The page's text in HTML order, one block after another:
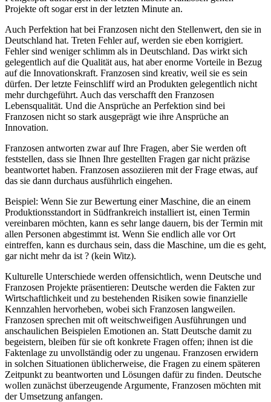
Projekte oft sogar erst in der letzten Minute an.
Auch Perfektion hat bei Franzosen nicht den Stellenwert, den sie in
Deutschland hat. Treten Fehler auf, werden sie eben korrigiert.
Fehler sind weniger schlimm als in Deutschland. Das wirkt sich
gelegentlich auf die Qualität aus, hat aber enorme Vorteile in Bezug
auf die Innovationskraft. Franzosen sind kreativ, weil sie es sein
dürfen. Der letzte Feinschliff wird an Produkten gelegentlich nicht
mehr durchgeführt. Auch das verschafft den Franzosen
Lebensqualität. Und die Ansprüche an Perfektion sind bei
Franzosen nicht so stark ausgeprägt wie ihre Ansprüche an
Innovation.
Franzosen antworten zwar auf Ihre Fragen, aber Sie werden oft
feststellen, dass sie Ihnen Ihre gestellten Fragen gar nicht präzise
beantwortet haben. Franzosen assoziieren mit der Frage etwas, auf
das sie dann durchaus ausführlich eingehen.
Beispiel: Wenn Sie zur Bewertung einer Maschine, die an einem
Produktionsstandort in Südfrankreich installiert ist, einen Termin
vereinbaren möchten, kann es sehr lange dauern, bis der Termin mit
allen Personen abgestimmt ist. Wenn Sie endlich alle vor Ort
eintreffen, kann es durchaus sein, dass die Maschine, um die es geht,
gar nicht mehr da ist ? (kein Witz).
Kulturelle Unterschiede werden offensichtlich, wenn Deutsche und
Franzosen Projekte präsentieren: Deutsche werden die Fakten zur
Wirtschaftlichkeit und zu bestehenden Risiken sowie finanzielle
Kennzahlen hervorheben, wobei sich Franzosen langweilen.
Franzosen sprechen mit oft weitschweifigen Ausführungen und
anschaulichen Beispielen Emotionen an. Statt Deutsche damit zu
begeistern, bleiben für sie oft konkrete Fragen offen; ihnen ist die
Faktenlage zu unvollständig oder zu ungenau. Franzosen erwidern
in solchen Situationen üblicherweise, die Fragen zu einem späteren
Zeitpunkt zu beantworten und Lösungen dafür zu finden. Deutsche
wollen zunächst überzeugende Argumente, Franzosen möchten mit
der Umsetzung anfangen.